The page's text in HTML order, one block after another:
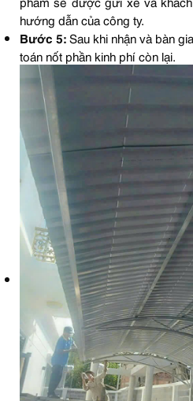
hướng dẫn của công ty.
Bước 5:Sau khi nhận và bàn
toán nốt phần kinh phí còn lại.